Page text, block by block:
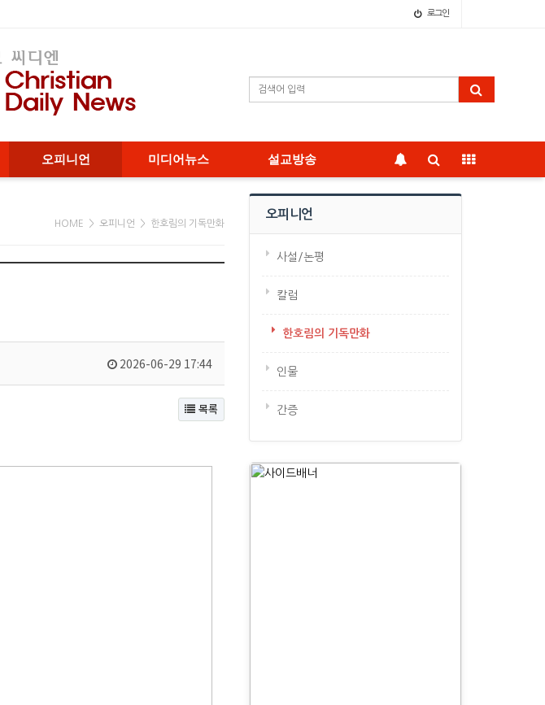
로그인
오피니언 미디어뉴스 설교방송
HOME > 오피니언 > 한호림의 기독만화
2026-06-29 17:44
목록
오피니언
사설/논평
칼럼
한호림의 기독만화
인물
간증